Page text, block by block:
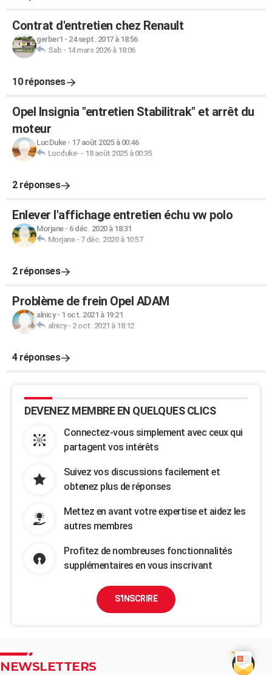
Contrat d'entretien chez Renault
gerber1 - 24 sept. 2017 à 18:56
Sab - 14 mars 2026 à 18:06
10 réponses
Opel Insignia "entretien Stabilitrak" et arrêt du
moteur
LucDuke- 17 août 2025 à 00:46
Lucduke- - 18 août 2025 à 00:35
2 réponses
Enlever l'affichage entretien échu vw polo
Morjane- 6 déc. 2020 à 18:31
Morjane- 7 déc. 2020 à 10:57
2 réponses
Problème de frein Opel ADAM
alnicy- 1 oct. 2021 à 19:21
alnicy- 2 oct. 2021 à 18:12
4 réponses
DEVENEZ MEMBRE EN QUELQUES CLICS
Connectez-vous simplement avec ceux qui
partagent vos intérêts
Suivez vos discussions facilement et
obtenez plus de réponses
Mettez en avant votre expertise et aidez les
autres membres
Profitez de nombreuses fonctionnalités
supplémentaires en vous inscrivant
S'INSCRIRE
NEWSLETTERS